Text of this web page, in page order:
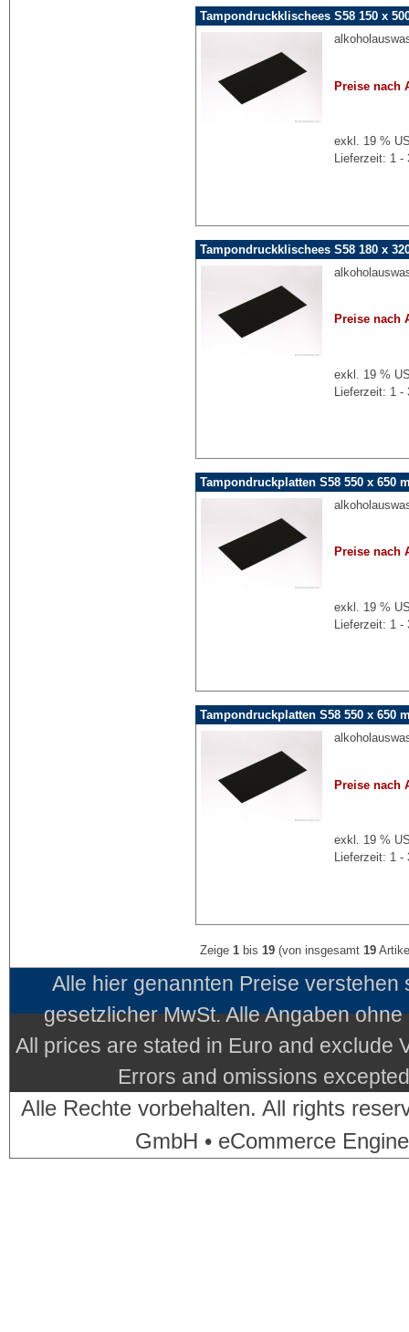
Tampondruckklischees S58 150 x
Preise nach
exkl. 19 %
Lieferzeit: 1 -
Tampondruckklischees S58 180 x
Preise nach
exkl. 19 %
Lieferzeit: 1 -
Tampondruckplatten S58 550 x 650
Preise nach
exkl. 19 %
Lieferzeit: 1
Tampondruckplatten S58 550 x 650
Preise nach
exkl. 19 %
Lieferzeit: 1 -
Zeige 1 bis 19 (von insgesamt 19
Alle hier genannten Preise
gesetzlicher MwSt. Alle Angaben
All prices are stated in Euro and exclude
Errors and omissions
Alle Rechte vorbehalten. All rights
GmbH • eCommerce